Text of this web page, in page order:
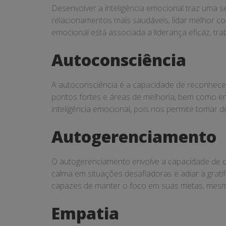
Desenvolver a inteligência emocional traz uma
relacionamentos mais saudáveis, lidar melhor
emocional está associada a liderança eficaz,
Autoconsciência
A autoconsciência é a capacidade de
pontos fortes e áreas de melhoria, bem como
inteligência emocional, pois nos permite tomar
Autogerenciamento
O autogerenciamento envolve a capacidade
calma em situações desafiadoras e adiar a
capazes de manter o foco em suas metas,
Empatia